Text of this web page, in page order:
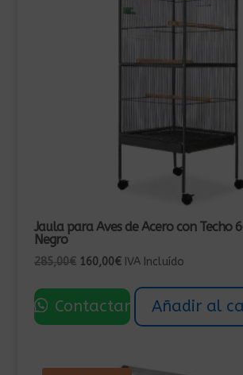
Jaula para Aves de Acero con Techo
Negro
285,00€ El
original
era:
160,00€El
actual
es:
IVA Incluído
Contactar Añadir al